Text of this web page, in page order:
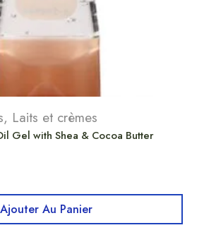
, Laits et crèmes
Gel with Shea & Cocoa Butter
Ajouter Au Panier